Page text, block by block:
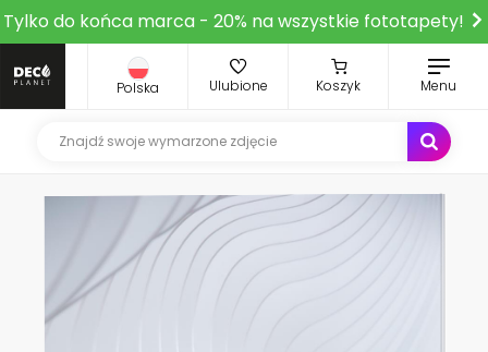
Tylko do końca marca - 20% na wszystkie fototapety!
Polska Ulubione Koszyk Menu